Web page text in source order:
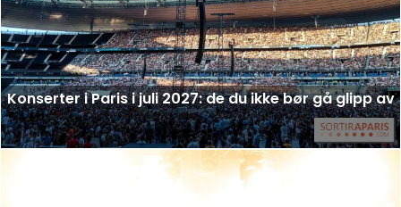
Konserter i Paris i juli 2027: de du ikke bør gå glipp av